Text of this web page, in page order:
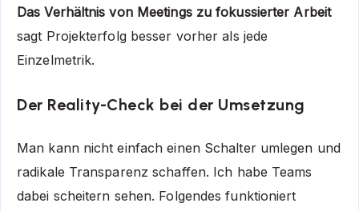
Das Verhältnis von Meetings zu fokussierter Arbeit
sagt Projekterfolg besser vorher als jede
Einzelmetrik.
Der Reality-Check bei der Umsetzung
Man kann nicht einfach einen Schalter umlegen und
radikale Transparenz schaffen. Ich habe Teams
dabei scheitern sehen. Folgendes funktioniert